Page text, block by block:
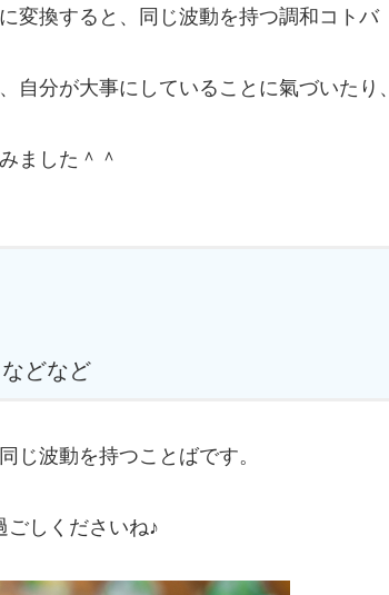
変換すると、同じ波動を持つ調和コトバ
自分が大事にしていることに氣づいたり、
ました＾＾
など
じ波動を持つことばです。
ごしくださいね♪